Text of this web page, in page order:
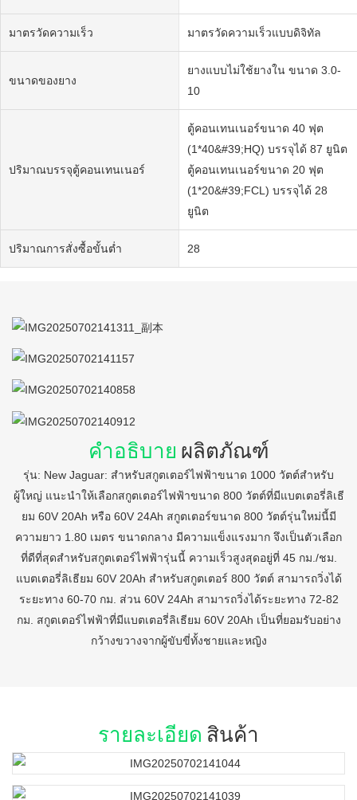
มาตรวัดความเร็ว มาตรวัดความเร็วแบบดิจิทัล
ขนาดของยาง
ยางแบบไม่ใช้ยางใน ขนาด 3.0-
10
ปริมาณบรรจุตู้คอนเทนเนอร์
ตู้คอนเทนเนอร์ขนาด 40 ฟุต
(1*40&#39;HQ) บรรจุได้ 87 ยูนิต
ตู้คอนเทนเนอร์ขนาด 20 ฟุต
(1*20&#39;FCL) บรรจุได้ 28
ยูนิต
ปริมาณการสั่งซื้อขั้นต่ำ 28
คำอธิบาย ผลิตภัณฑ์
รุ่น: New Jaguar: สำหรับสกูตเตอร์ไฟฟ้าขนาด 1000 วัตต์สำหรับ
ผู้ใหญ่ แนะนำให้เลือกสกูตเตอร์ไฟฟ้าขนาด 800 วัตต์ที่มีแบตเตอรี่ลิเธี
ยม 60V 20Ah หรือ 60V 24Ah สกูตเตอร์ขนาด 800 วัตต์รุ่นใหม่นี้มี
ความยาว 1.80 เมตร ขนาดกลาง มีความแข็งแรงมาก จึงเป็นตัวเลือก
ที่ดีที่สุดสำหรับสกูตเตอร์ไฟฟ้ารุ่นนี้ ความเร็วสูงสุดอยู่ที่ 45 กม./ชม.
แบตเตอรี่ลิเธียม 60V 20Ah สำหรับสกูตเตอร์ 800 วัตต์ สามารถวิ่งได้
ระยะทาง 60-70 กม. ส่วน 60V 24Ah สามารถวิ่งได้ระยะทาง 72-82
กม. สกูตเตอร์ไฟฟ้าที่มีแบตเตอรี่ลิเธียม 60V 20Ah เป็นที่ยอมรับอย่าง
กว้างขวางจากผู้ขับขี่ทั้งชายและหญิง
รายละเอียด สินค้า